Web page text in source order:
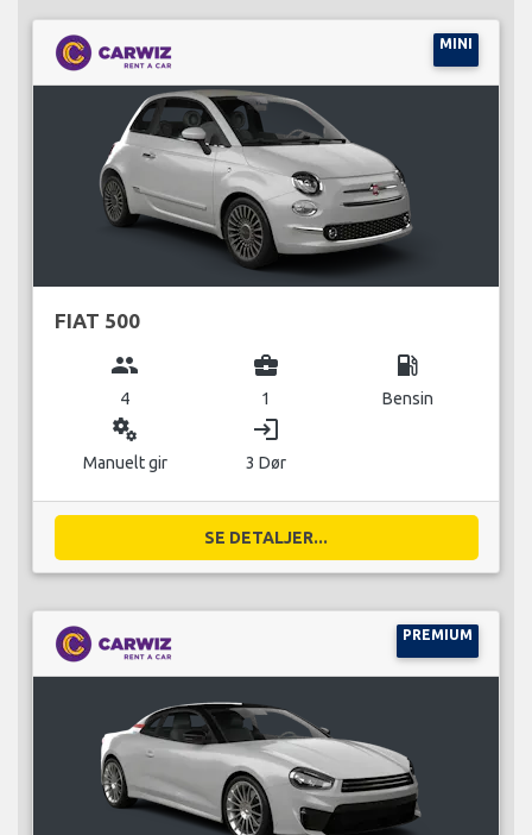
MINI
FIAT 500
group
4
business_center
1
local_gas_station
Bensin
miscellaneous_services
Manuelt gir
login
3 Dør
SE DETALJER...
PREMIUM